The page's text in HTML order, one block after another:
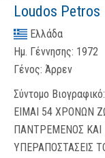
Loudos Petros
Ελλάδα
Ημ. Γέννησης: 1972
Γένος: Άρρεν
Σύντομο Βιογραφικό:
ΕΙΜΑΙ 54 ΧΡΟΝΩΝ
ΠΑΝΤΡΕΜΕΝΟΣ ΚΑΙ
ΥΠΕΡΑΠΟΣΤΑΣΕΙΣ